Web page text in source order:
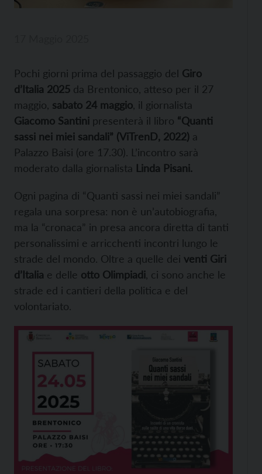
Pochi giorni prima del passaggio del Giro
d’Italia 2025 da Brentonico, atteso per il 27
maggio, sabato 24 maggio , il giornalista
Giacomo Santini presenterà il libro “Quanti
sassi nei miei sandali” (ViTrenD, 2022) a
Palazzo Baisi (ore 17.30). L’incontro sarà
moderato dalla giornalista Linda Pisani.
Ogni pagina di “Quanti sassi nei miei sandali”
regala una sorpresa: non è un’autobiografia,
ma la “cronaca” in presa ancora diretta di tanti
personalissimi e arricchenti incontri lungo le
strade del mondo. Oltre a quelle dei venti Giri
d’Italia e delle otto Olimpiadi , ci sono anche le
strade ed i cantieri della politica e del
volontariato.